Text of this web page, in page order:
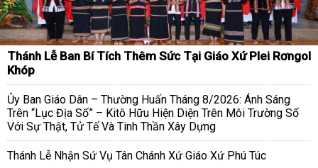
Thánh Lễ Ban Bí Tích Thêm Sức Tại Giáo Xứ Plei Rơngol
Khóp
Ủy Ban Giáo Dân – Thường Huấn Tháng 8/2026: Ánh Sáng
Trên “Lục Địa Số” – Kitô Hữu Hiện Diện Trên Môi Trường Số
Với Sự Thật, Tử Tế Và Tinh Thần Xây Dựng
Thánh Lễ Nhận Sứ Vụ Tân Chánh Xứ Giáo Xứ Phú Túc